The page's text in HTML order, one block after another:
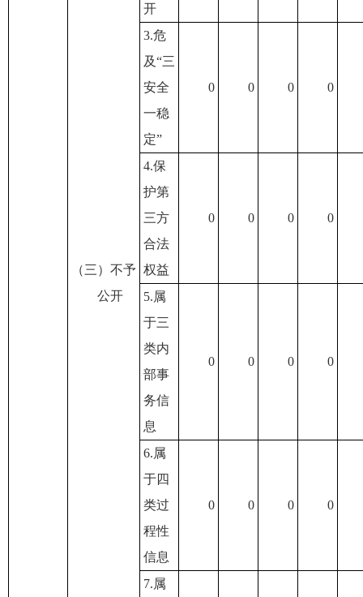
（三）不予
公开
开
3.危
及“三
安全
一稳
定”
0 0 0 0
4.保
护第
三方
合法
权益
0 0 0 0
5.属
于三
类内
部事
务信
息
0 0 0 0
6.属
于四
类过
程性
信息
0 0 0 0
7.属